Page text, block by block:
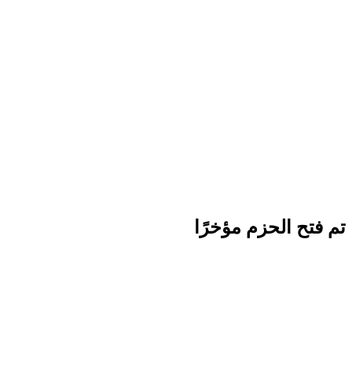
تم فتح الحزم مؤخرًا